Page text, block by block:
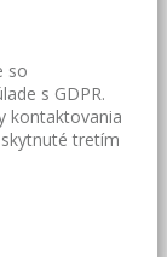
so
s GDPR.
kontaktovania
tretím